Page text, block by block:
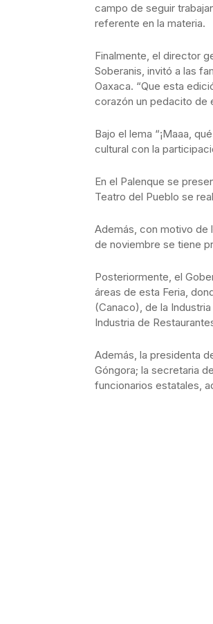
campo de seguir
referente en la materia.
Finalmente, el director
Soberanis, invitó a las
Oaxaca. “Que esta
corazón un pedacito de
Bajo el lema “¡Maaa,
cultural con la
En el Palenque se
Teatro del Pueblo se
Además, con motivo de
de noviembre se tiene
Posteriormente, el
áreas de esta Feria,
(Canaco), de la
Industria de
Además, la presidenta
Góngora; la secretaria
funcionarios estatales,